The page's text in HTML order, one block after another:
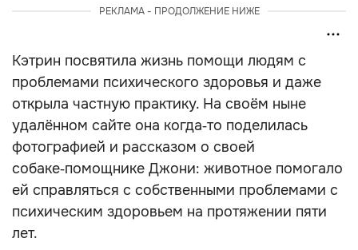
РЕКЛАМА - ПРОДОЛЖЕНИЕ НИЖЕ
Кэтрин посвятила жизнь помощи людям с
проблемами психического здоровья и даже
открыла частную практику. На своём ныне
удалённом сайте она когда‑то поделилась
фотографией и рассказом о своей
собаке‑помощнике Джони: животное помогало
ей справляться с собственными проблемами с
психическим здоровьем на протяжении пяти
лет.